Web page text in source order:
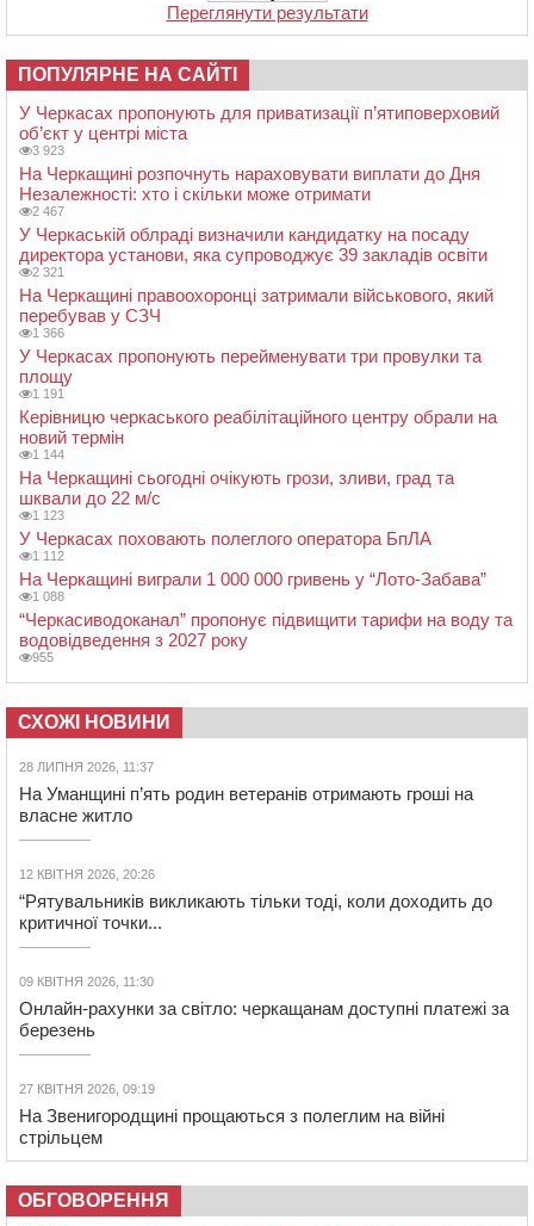
Переглянути результати
ПОПУЛЯРНЕ НА САЙТІ
У Черкасах пропонують для приватизації п’ятиповерховий
об’єкт у центрі міста
3 923
На Черкащині розпочнуть нараховувати виплати до Дня
Незалежності: хто і скільки може отримати
2 467
У Черкаській облраді визначили кандидатку на посаду
директора установи, яка супроводжує 39 закладів освіти
2 321
На Черкащині правоохоронці затримали військового, який
перебував у СЗЧ
1 366
У Черкасах пропонують перейменувати три провулки та
площу
1 191
Керівницю черкаського реабілітаційного центру обрали на
новий термін
1 144
На Черкащині сьогодні очікують грози, зливи, град та
шквали до 22 м/с
1 123
У Черкасах поховають полеглого оператора БпЛА
1 112
На Черкащині виграли 1 000 000 гривень у “Лото-Забава”
1 088
“Черкасиводоканал” пропонує підвищити тарифи на воду та
водовідведення з 2027 року
955
СХОЖІ НОВИНИ
28 ЛИПНЯ 2026, 11:37
На Уманщині п’ять родин ветеранів отримають гроші на
власне житло
12 КВІТНЯ 2026, 20:26
“Рятувальників викликають тільки тоді, коли доходить до
критичної точки...
09 КВІТНЯ 2026, 11:30
Онлайн-рахунки за світло: черкащанам доступні платежі за
березень
27 КВІТНЯ 2026, 09:19
На Звенигородщині прощаються з полеглим на війні
стрільцем
ОБГОВОРЕННЯ